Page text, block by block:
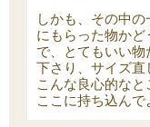
しかも、その中
にもらった物か
で、とてもいい
下さり、サイズ直
こんな良心的なと
ここに持ち込んで